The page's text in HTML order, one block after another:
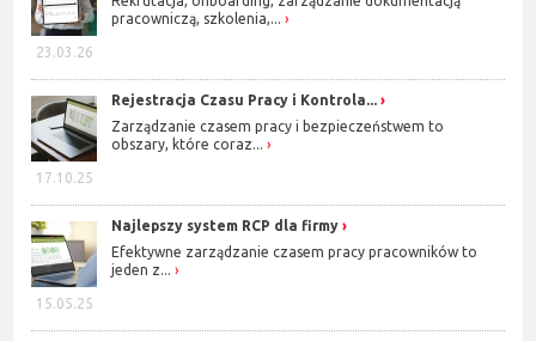
23.03.26
pracowniczą, szkolenia,...
17.10.25
Rejestracja Czasu Pracy i Kontrola...
Zarządzanie czasem pracy i bezpieczeństwem to
obszary, które coraz...
15.05.25
Najlepszy system RCP dla firmy
Efektywne zarządzanie czasem pracy pracowników to
jeden z...